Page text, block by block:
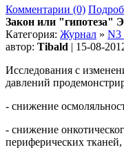
Комментарии (0)
Закон или "гипотеза"
Категория: Журнал » N3
автор: Tibald | 15-08-
Исследования с
давлений
- снижение
- снижение
периферических тканей,